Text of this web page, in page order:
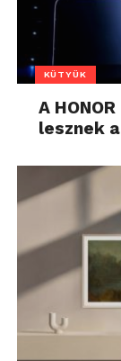
KÜTYÜK
A
lesznek